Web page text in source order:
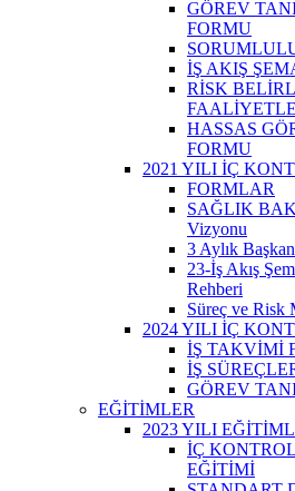
GÖREV
FORMU
İŞ AKIŞ
RİSK
HASSAS
FORMU
2021 YILI İÇ
FORMLAR
SAĞLIK
Vizyonu
3 Aylık
23-İş Akış
Rehberi
Süreç ve Risk
2024 YILI İÇ
İŞ TAKVİMİ
İŞ
GÖREV
EĞİTİMLER
2023 YILI
İÇ
EĞİTİMİ